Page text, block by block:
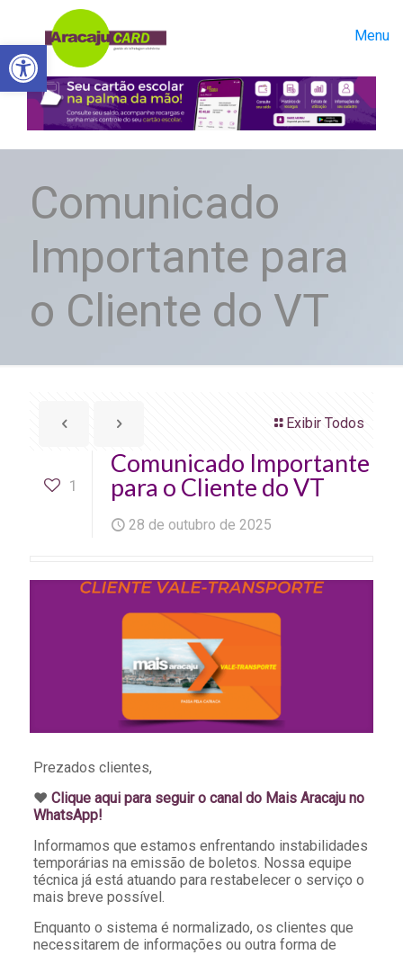
Abrir a barra de ferramentas
Menu
Comunicado
Importante para
o Cliente do VT
Exibir Todos
1
Comunicado Importante
para o Cliente do VT
28 de outubro de 2025
Prezados clientes,
♥️ Clique aqui para seguir o canal do Mais Aracaju no
WhatsApp!
Informamos que estamos enfrentando instabilidades
temporárias na emissão de boletos. Nossa equipe
técnica já está atuando para restabelecer o serviço o
mais breve possível.
Enquanto o sistema é normalizado, os clientes que
necessitarem de informações ou outra forma de